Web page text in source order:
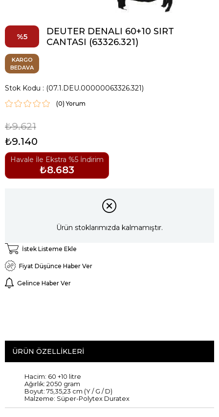
5
DEUTER DENALI 60+10 SIRT
CANTASI (63326.321)
KARGO
BEDAVA
Stok Kodu (07.1.DEU.00000063326.321)
(0)
₺9.621
₺9.140
Havale İle Ekstra %5 İndirim
₺8.683
Ürün stoklarımızda kalmamıştır.
İstek Listeme Ekle
Fiyat Düşünce Haber Ver
Gelince Haber Ver
ÜRÜN ÖZELLIKLERI
Hacim: 60 +10 litre
Ağırlık: 2050 gram
Boyut: 75,35,23 cm (Y / G / D)
Malzeme: Süper-Polytex Duratex